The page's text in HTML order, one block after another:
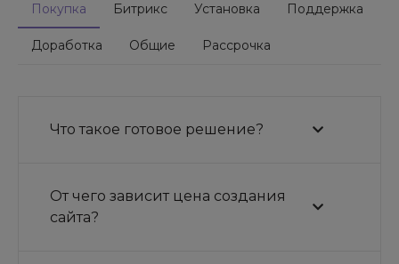
Покупка Битрикс Установка Поддержка
Доработка Общие Рассрочка
Что такое готовое решение?
От чего зависит цена создания
сайта?